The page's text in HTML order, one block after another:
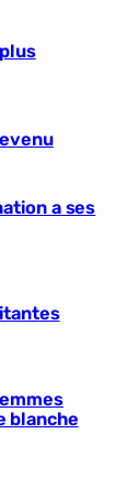
a ses
blanche